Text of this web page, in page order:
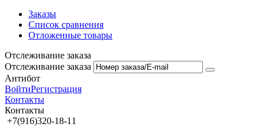
Заказы
Список сравнения
Отложенные товары
Отслеживание заказа
Отслеживание заказа
Антибот
ВойтиРегистрация
Контакты
Контакты
+7(916)320-18-11